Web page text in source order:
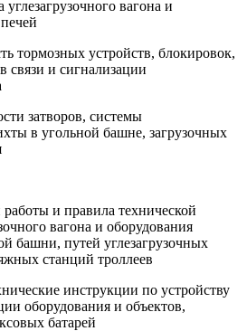
вагона и
тормозных устройств, блокировок,
связи и сигнализации
затворов, системы
в угольной башне, загрузочных
и правила технической
вагона и оборудования
башни, путей углезагрузочных
станций троллеев
инструкции по устройству
оборудования и объектов,
батарей